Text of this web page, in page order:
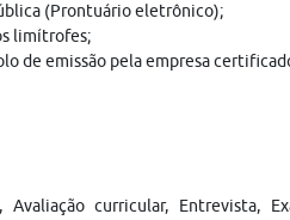
(Prontuário eletrônico);
limítrofes;
de emissão pela empresa
curricular, Entrevista,